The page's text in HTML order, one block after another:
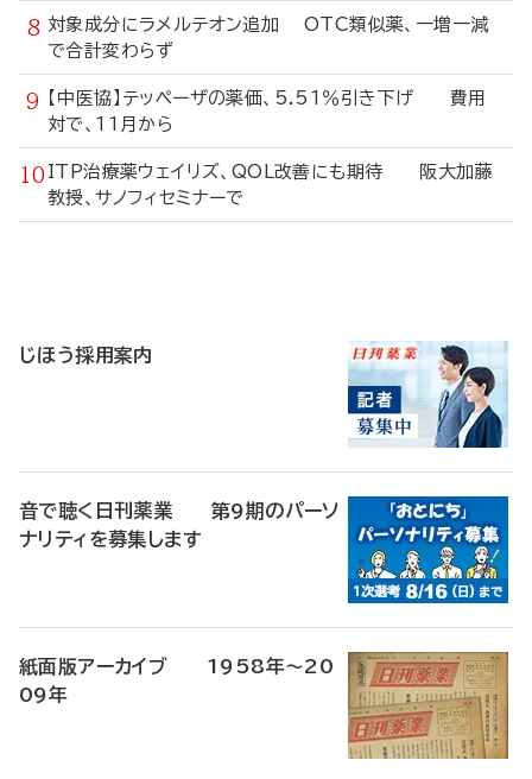
対象成分にラメルテオン追加 OTC類似薬、一増一減
で合計変わらず
【中医協】テッペーザの薬価、5.51％引き下げ 費用
対で、11月から
ITP治療薬ウェイリズ、QOL改善にも期待 阪大加藤
教授、サノフィセミナーで
じほう採用案内
音で聴く日刊薬業 第9期のパーソ
ナリティを募集します
紙面版アーカイブ 1958年～20
09年